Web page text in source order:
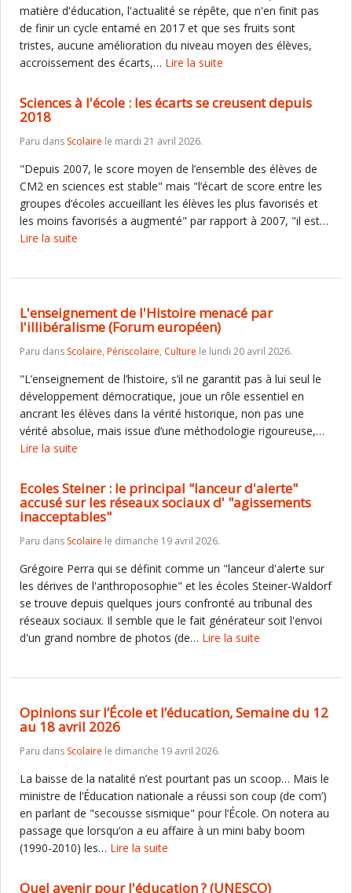
matière d'éducation, l'actualité se répête, que n'en finit pas
de finir un cycle entamé en 2017 et que ses fruits sont
tristes, aucune amélioration du niveau moyen des élèves,
accroissement des écarts,… Lire la suite
Sciences à l'école : les écarts se creusent depuis
2018
Paru dans Scolaire le mardi 21 avril 2026.
"Depuis 2007, le score moyen de l’ensemble des élèves de
CM2 en sciences est stable" mais "l’écart de score entre les
groupes d’écoles accueillant les élèves les plus favorisés et
les moins favorisés a augmenté" par rapport à 2007, "il est…
Lire la suite
L'enseignement de l'Histoire menacé par
l'illibéralisme (Forum européen)
Paru dans Scolaire, Périscolaire, Culture le lundi 20 avril 2026.
"L’enseignement de l’histoire, s’il ne garantit pas à lui seul le
développement démocratique, joue un rôle essentiel en
ancrant les élèves dans la vérité historique, non pas une
vérité absolue, mais issue d’une méthodologie rigoureuse,…
Lire la suite
Ecoles Steiner : le principal "lanceur d'alerte"
accusé sur les réseaux sociaux d' "agissements
inacceptables"
Paru dans Scolaire le dimanche 19 avril 2026.
Grégoire Perra qui se définit comme un "lanceur d'alerte sur
les dérives de l'anthroposophie" et les écoles Steiner-Waldorf
se trouve depuis quelques jours confronté au tribunal des
réseaux sociaux. Il semble que le fait générateur soit l'envoi
d'un grand nombre de photos (de… Lire la suite
Opinions sur l’École et l’éducation, Semaine du 12
au 18 avril 2026
Paru dans Scolaire le dimanche 19 avril 2026.
La baisse de la natalité n’est pourtant pas un scoop… Mais le
ministre de l’Éducation nationale a réussi son coup (de com’)
en parlant de "secousse sismique" pour l’École. On notera au
passage que lorsqu’on a eu affaire à un mini baby boom
(1990-2010) les… Lire la suite
Quel avenir pour l'éducation ? (UNESCO)